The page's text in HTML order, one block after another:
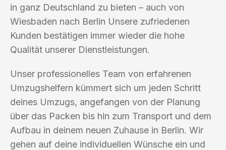
in ganz Deutschland zu bieten – auch von
Wiesbaden nach Berlin Unsere zufriedenen
Kunden bestätigen immer wieder die hohe
Qualität unserer Dienstleistungen.
Unser professionelles Team von erfahrenen
Umzugshelfern kümmert sich um jeden Schritt
deines Umzugs, angefangen von der Planung
über das Packen bis hin zum Transport und dem
Aufbau in deinem neuen Zuhause in Berlin. Wir
gehen auf deine individuellen Wünsche ein und